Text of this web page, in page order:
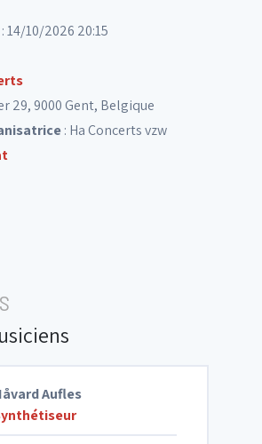
: 14/10/2026 20:15
29, 9000 Gent, Belgique
: Ha Concerts vzw
Aufles